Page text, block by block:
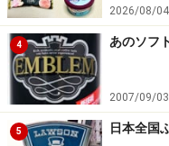
3. 中までふんわ
焼いたバター香
2026/08/04
4 あのソフ
2007/09/03
5 日本全国